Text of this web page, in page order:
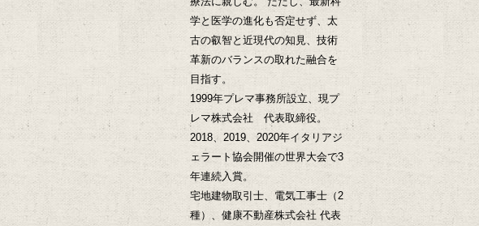
学と医学の進化も否定せず、太
古の叡智と近現代の知見、技術
革新のバランスの取れた融合を
目指す。
1999年プレマ事務所設立、現プ
レマ株式会社 代表取締役。
2018、2019、2020年イタリアジ
ェラート協会開催の世界大会で3
年連続入賞。
宅地建物取引士、電気工事士（2
種）、健康不動産株式会社 代表